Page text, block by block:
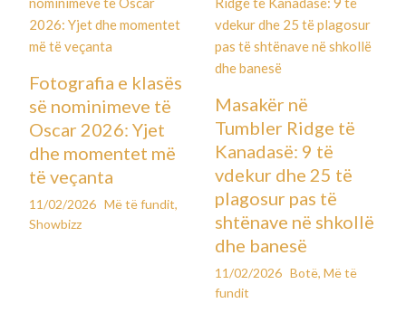
Fotografia e klasës
së nominimeve të
Oscar 2026: Yjet
dhe momentet më
të veçanta
11/02/2026 Më të fundit,
Showbizz
Masakër në
Tumbler Ridge të
Kanadasë: 9 të
vdekur dhe 25 të
plagosur pas të
shtënave në shkollë
dhe banesë
11/02/2026 Botë, Më të
fundit